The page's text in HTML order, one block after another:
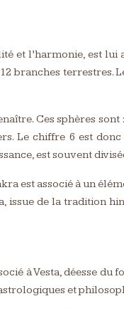
et l’harmonie, est lui
branches terrestres.
Ces sphères sont
Le chiffre 6 est
est souvent
est associé à un
issue de la tradition
à Vesta, déesse du
et